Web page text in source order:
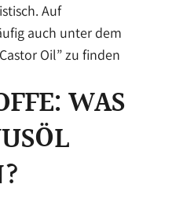
Auf
auch unter dem
Oil” zu finden
WAS